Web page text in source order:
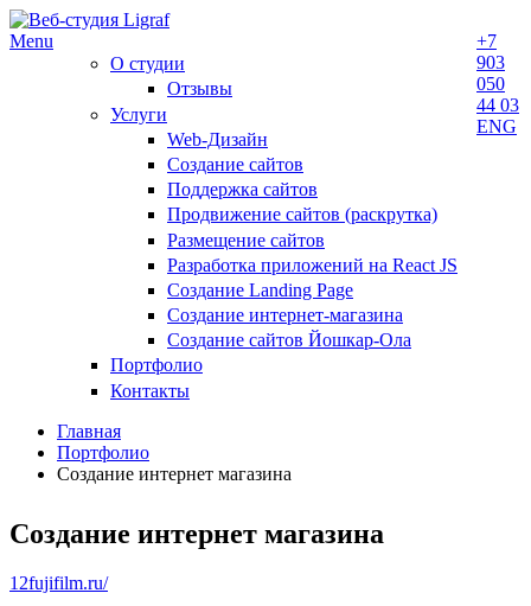
Menu
О студии
Отзывы
Услуги
Web-Дизайн
Создание сайтов
Поддержка сайтов
Продвижение сайтов (раскрутка)
Размещение сайтов
Разработка приложений на React JS
Создание Landing Page
Создание интернет-магазина
Создание сайтов Йошкар-Ола
Портфолио
Контакты
+7
903
050
44 03
ENG
Главная
Портфолио
Создание интернет магазина
Создание интернет магазина
12fujifilm.ru/